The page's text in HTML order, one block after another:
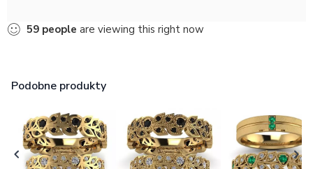
59 people are viewing this right now
Podobne produkty